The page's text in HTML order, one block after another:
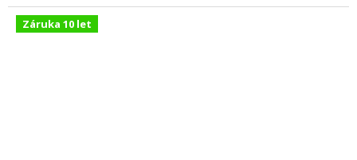
Záruka 10 let